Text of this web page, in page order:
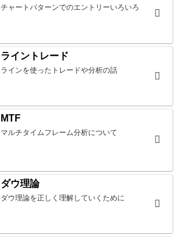
チャートパターンでのエントリーいろいろ
ライントレード
ラインを使ったトレードや分析の話
MTF
マルチタイムフレーム分析について
ダウ理論
ダウ理論を正しく理解していくために